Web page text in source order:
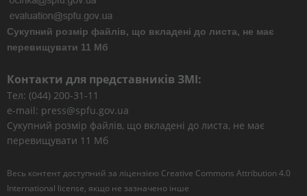
Сукупний розмір файлів, що вкладені до листа, не має
перевищувати 11 Мб
Контакти для представників ЗМІ:
Тел: (044) 200-31-11
e-mail: press@spfu.gov.ua
Сукупний розмір файлів, що вкладені до листа, не має
перевищувати 11 Мб
Весь контент доступний за ліцензією Creative Commons Attribution 4.0
International license, якщо не зазначено інше